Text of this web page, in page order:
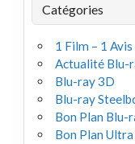
Catégories
1 Film – 1 Avis
Actualité Blu-
Blu-ray 3D
Blu-ray
Bon Plan Blu-
Bon Plan